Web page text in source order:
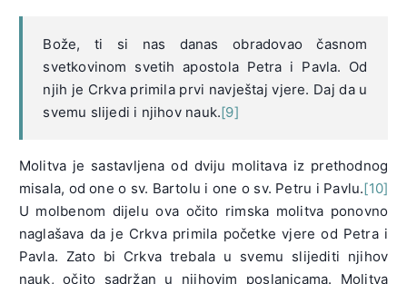
Bože, ti si nas danas obradovao časnom
svetkovinom svetih apostola Petra i Pavla. Od
njih je Crkva primila prvi navještaj vjere. Daj da u
svemu slijedi i njihov nauk.[9]
Molitva je sastavljena od dviju molitava iz prethodnog
misala, od one o sv. Bartolu i one o sv. Petru i Pavlu.[10]
U molbenom dijelu ova očito rimska molitva ponovno
naglašava da je Crkva primila početke vjere od Petra i
Pavla. Zato bi Crkva trebala u svemu slijediti njihov
nauk, očito sadržan u njihovim poslanicama. Molitva